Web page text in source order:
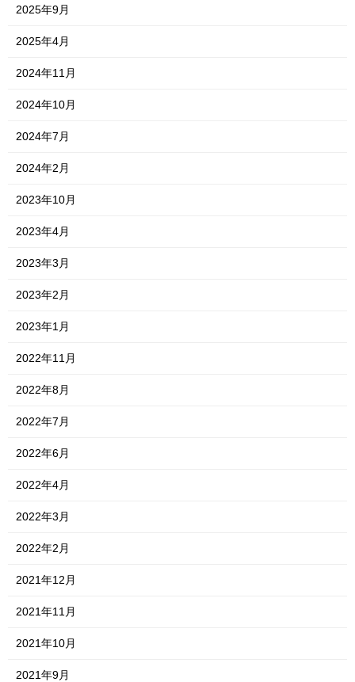
2025年9月
2025年4月
2024年11月
2024年10月
2024年7月
2024年2月
2023年10月
2023年4月
2023年3月
2023年2月
2023年1月
2022年11月
2022年8月
2022年7月
2022年6月
2022年4月
2022年3月
2022年2月
2021年12月
2021年11月
2021年10月
2021年9月